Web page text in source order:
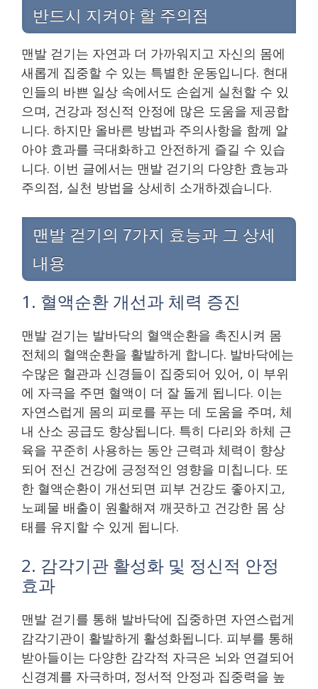
반드시 지켜야 할 주의점
맨발 걷기는 자연과 더 가까워지고 자신의 몸에
새롭게 집중할 수 있는 특별한 운동입니다. 현대
인들의 바쁜 일상 속에서도 손쉽게 실천할 수 있
으며, 건강과 정신적 안정에 많은 도움을 제공합
니다. 하지만 올바른 방법과 주의사항을 함께 알
아야 효과를 극대화하고 안전하게 즐길 수 있습
니다. 이번 글에서는 맨발 걷기의 다양한 효능과
주의점, 실천 방법을 상세히 소개하겠습니다.
맨발 걷기의 7가지 효능과 그 상세
내용
1. 혈액순환 개선과 체력 증진
맨발 걷기는 발바닥의 혈액순환을 촉진시켜 몸
전체의 혈액순환을 활발하게 합니다. 발바닥에는
수많은 혈관과 신경들이 집중되어 있어, 이 부위
에 자극을 주면 혈액이 더 잘 돌게 됩니다. 이는
자연스럽게 몸의 피로를 푸는 데 도움을 주며, 체
내 산소 공급도 향상됩니다. 특히 다리와 하체 근
육을 꾸준히 사용하는 동안 근력과 체력이 향상
되어 전신 건강에 긍정적인 영향을 미칩니다. 또
한 혈액순환이 개선되면 피부 건강도 좋아지고,
노폐물 배출이 원활해져 깨끗하고 건강한 몸 상
태를 유지할 수 있게 됩니다.
2. 감각기관 활성화 및 정신적 안정
효과
맨발 걷기를 통해 발바닥에 집중하면 자연스럽게
감각기관이 활발하게 활성화됩니다. 피부를 통해
받아들이는 다양한 감각적 자극은 뇌와 연결되어
신경계를 자극하며, 정서적 안정과 집중력을 높